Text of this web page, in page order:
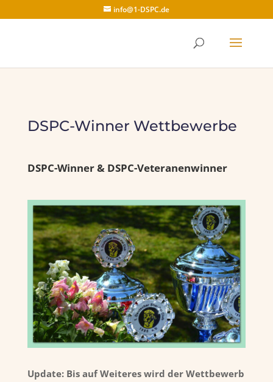
info@1-DSPC.de
DSPC-Winner Wettbewerbe
DSPC-Winner & DSPC-Veteranenwinner
Update: Bis auf Weiteres wird der Wettbewerb